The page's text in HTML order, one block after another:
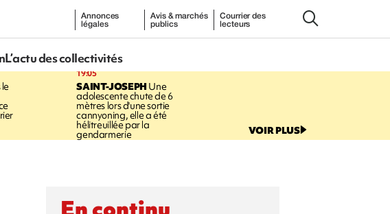
Annonces
légales
Avis & marchés
publics
Courrier des
lecteurs
L’actu des collectivités
19:05
SAINT-JOSEPHUne
adolescente chute de 6
mètres lors d'une sortie
cannyoning, elle a été
hélitreuillée par la
gendarmerie VOIR PLUS